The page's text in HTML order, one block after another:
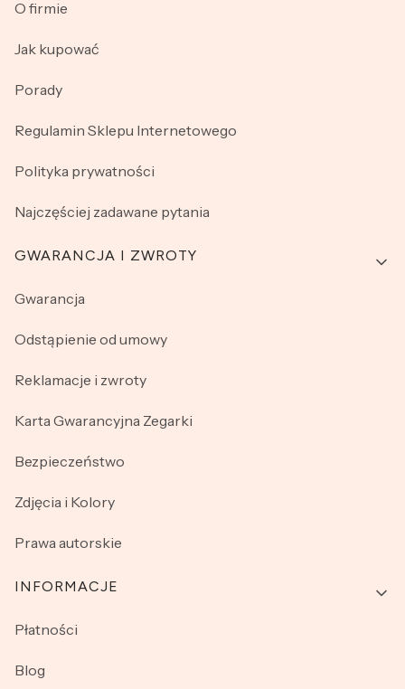
O firmie
Jak kupować
Porady
Regulamin Sklepu Internetowego
Polityka prywatności
Najczęściej zadawane pytania
GWARANCJA I ZWROTY
Gwarancja
Odstąpienie od umowy
Reklamacje i zwroty
Karta Gwarancyjna Zegarki
Bezpieczeństwo
Zdjęcia i Kolory
Prawa autorskie
INFORMACJE
Płatności
Blog